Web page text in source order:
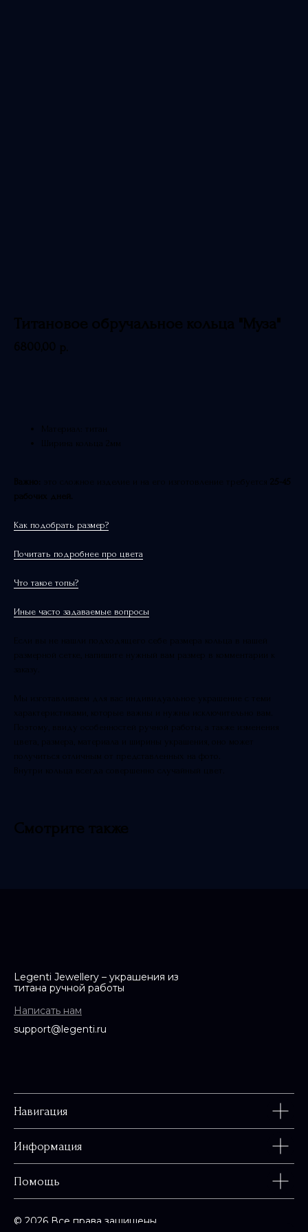
Титановое обручальное кольца "Муза"
6800,00 р.
Материал: титан
Ширина кольца 2мм
Важно: это сложное изделие и на его изготовление требуется 25-45
рабочих дней.
Как подобрать размер?
Почитать подробнее про цвета
Что такое топы?
Иные часто задаваемые вопросы
Если вы не нашли подходящего себе размера кольца в нашей
размерной сетке, напишите нужный вам размер в комментарии к
заказу.
Мы изготавливаем для вас индивидуальное украшение с теми
характеристиками, которые важны и нужны исключительно вам.
Поэтому, ввиду особенностей ручной работы, а также изменения
цвета, размера, материала и ширины украшения, оно может
получиться отличным от представленных на фото.
Внутри кольца всегда совершенно случайный цвет.
Смотрите также
Legenti Jewellery – украшения из
титана ручной работы
Написать нам
support@legenti.ru
Навигация
Информация
Помощь
© 2026 Все права защищены